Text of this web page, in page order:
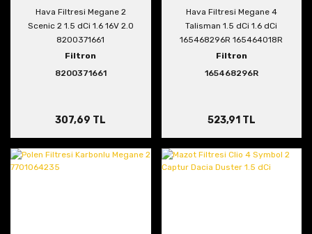
Hava Filtresi Megane 2
Scenic 2 1.5 dCi 1.6 16V 2.0
8200371661
Filtron
8200371661
307,69 TL
Hava Filtresi Megane 4
Talisman 1.5 dCi 1.6 dCi
165468296R 165464018R
Filtron
165468296R
523,91 TL